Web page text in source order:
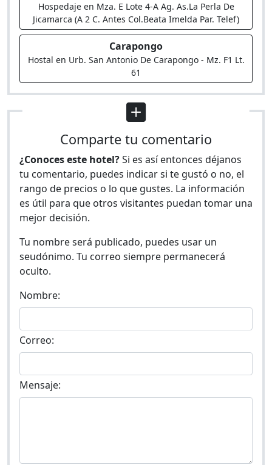
Hospedaje en Mza. E Lote 4-A Ag. As.La Perla De
Jicamarca (A 2 C. Antes Col.Beata Imelda Par. Telef)
Carapongo
Hostal en Urb. San Antonio De Carapongo - Mz. F1 Lt.
61
Comparte tu comentario
¿Conoces este hotel?Si es así entonces déjanos
tu comentario, puedes indicar si te gustó o no, el
rango de precios o lo que gustes. La información
es útil para que otros visitantes puedan tomar una
mejor decisión.
Tu nombre será publicado, puedes usar un
seudónimo. Tu correo siempre permanecerá
oculto.
Nombre:
Correo:
Mensaje: